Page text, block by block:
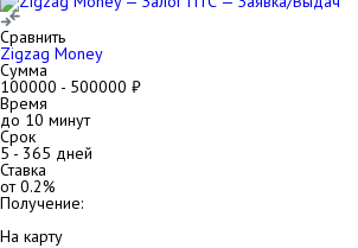
Сравнить
Zigzag Money
Сумма
100000 - 500000 ₽
Время
до 10 минут
Срок
5- 365 дней
Ставка
от0.2%
Получение:
На карту